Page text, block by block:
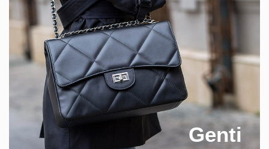
Genti